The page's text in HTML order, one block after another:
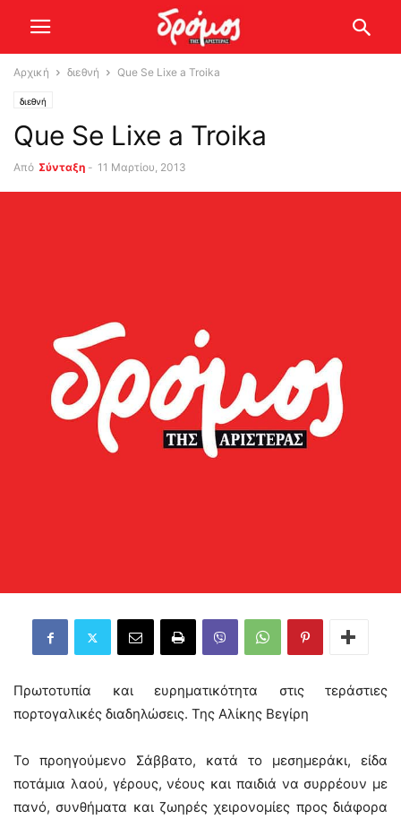
Αρχική διεθνή Que Se Lixe a Troika
διεθνή
Que Se Lixe a Troika
Από Σύνταξη - 11 Μαρτίου, 2013
Πρωτοτυπία και ευρηματικότητα στις τεράστιες
πορτογαλικές διαδηλώσεις. Της Αλίκης Βεγίρη
Το προηγούμενο Σάββατο, κατά το μεσημεράκι, είδα
ποτάμια λαού, γέρους, νέους και παιδιά να συρρέουν με
πανό, συνθήματα και ζωηρές χειρονομίες προς διάφορα